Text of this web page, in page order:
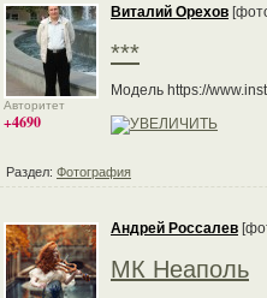
Авторитет
+4690
Виталий Орехов
***
Модель https://
Раздел: Фотография
Андрей Россалев
МК Неаполь